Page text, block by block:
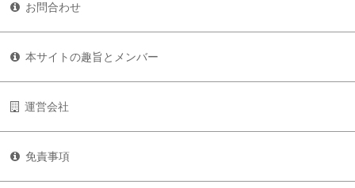
お問合わせ
本サイトの趣旨とメンバー
運営会社
免責事項